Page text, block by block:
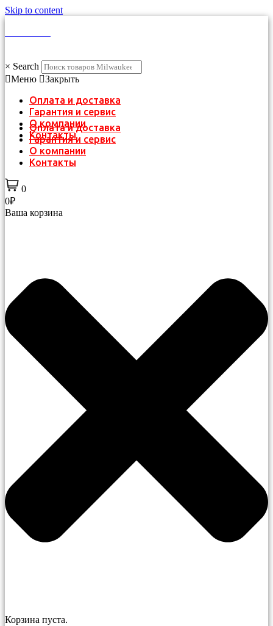
Skip to content
× Search
Меню
Закрыть
Оплата и доставка
Гарантия и сервис
О компании
Контакты
Оплата и доставка
Гарантия и сервис
О компании
Контакты
0
0₽
Ваша корзина
Корзина пуста.